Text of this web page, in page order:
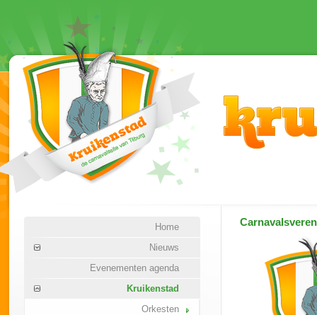
Home
Nieuws
Evenementen agenda
Kruikenstad
Orkesten